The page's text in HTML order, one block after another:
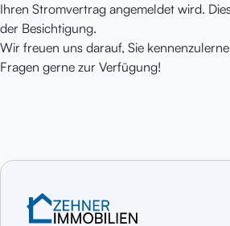
Ihren Stromvertrag angemeldet wird.
der Besichtigung.
Wir freuen uns darauf, Sie
Fragen gerne zur Verfügung!